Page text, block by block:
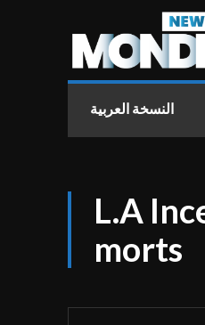
النسخة العربية
L.A
morts